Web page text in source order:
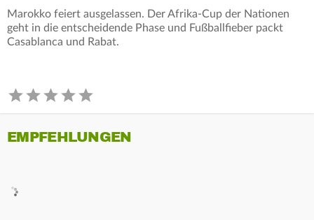
Marokko feiert ausgelassen. Der Afrika-Cup der Nationen
geht in die entscheidende Phase und Fußballfieber packt
Casablanca und Rabat.
EMPFEHLUNGEN